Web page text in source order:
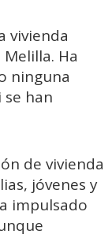
vivienda
Ha
ninguna
han
de vivienda
jóvenes y
impulsado